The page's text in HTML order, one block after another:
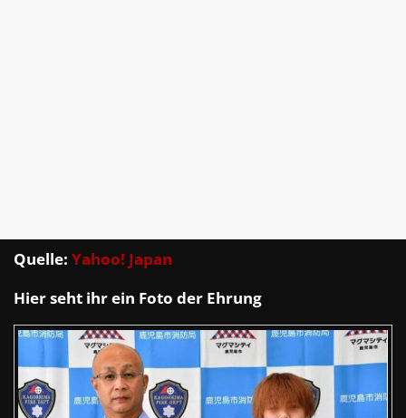
Quelle: Yahoo! Japan
Hier seht ihr ein Foto der Ehrung